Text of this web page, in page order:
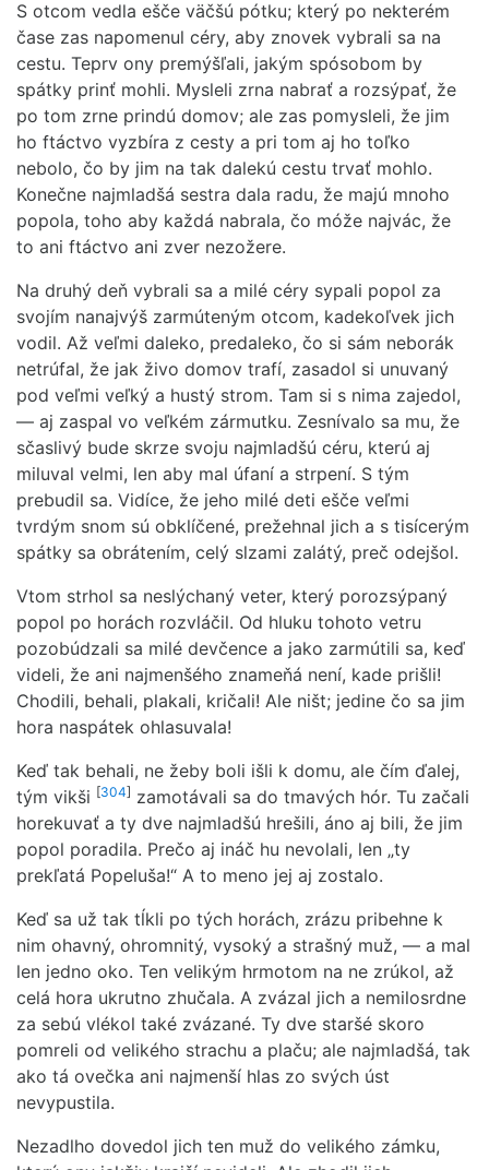
S otcom vedla ešče väčšú pótku; který po nekterém
čase zas napomenul céry, aby znovek vybrali sa na
cestu. Teprv ony premýšľali, jakým spósobom by
spátky prinť mohli. Mysleli zrna nabrať a rozsýpať, že
po tom zrne prindú domov; ale zas pomysleli, že jim
ho ftáctvo vyzbíra z cesty a pri tom aj ho toľko
nebolo, čo by jim na tak dalekú cestu trvať mohlo.
Konečne najmladšá sestra dala radu, že majú mnoho
popola, toho aby každá nabrala, čo móže najvác, že
to ani ftáctvo ani zver nezožere.
Na druhý deň vybrali sa a milé céry sypali popol za
svojím nanajvýš zarmúteným otcom, kadekoľvek jich
vodil. Až veľmi daleko, predaleko, čo si sám neborák
netrúfal, že jak živo domov trafí, zasadol si unuvaný
pod veľmi veľký a hustý strom. Tam si s nima zajedol,
— aj zaspal vo veľkém zármutku. Zesnívalo sa mu, že
sčaslivý bude skrze svoju najmladšú céru, kterú aj
miluval velmi, len aby mal úfaní a strpení. S tým
prebudil sa. Vidíce, že jeho milé deti ešče veľmi
tvrdým snom sú obklíčené, prežehnal jich a s tisícerým
spátky sa obrátením, celý slzami zalátý, preč odejšol.
Vtom strhol sa neslýchaný veter, který porozsýpaný
popol po horách rozvláčil. Od hluku tohoto vetru
pozobúdzali sa milé devčence a jako zarmútili sa, keď
videli, že ani najmenšého znameňá není, kade prišli!
Chodili, behali, plakali, kričali! Ale ništ; jedine čo sa jim
hora naspátek ohlasuvala!
Keď tak behali, ne žeby boli išli k domu, ale čím ďalej,
tým vikši [304] zamotávali sa do tmavých hór. Tu začali
horekuvať a ty dve najmladšú hrešili, áno aj bili, že jim
popol poradila. Prečo aj ináč hu nevolali, len „ty
prekľatá Popeluša!“ A to meno jej aj zostalo.
Keď sa už tak tĺkli po tých horách, zrázu pribehne k
nim ohavný, ohromnitý, vysoký a strašný muž, — a mal
len jedno oko. Ten velikým hrmotom na ne zrúkol, až
celá hora ukrutno zhučala. A zvázal jich a nemilosrdne
za sebú vlékol také zvázané. Ty dve staršé skoro
pomreli od velikého strachu a plaču; ale najmladšá, tak
ako tá ovečka ani najmenší hlas zo svých úst
nevypustila.
Nezadlho dovedol jich ten muž do velikého zámku,